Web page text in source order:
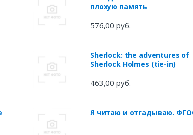
плохую память
576,00 руб.
Sherlock: the adventures of
Sherlock Holmes (tie-in)
463,00 руб.
Я читаю и отгадываю.